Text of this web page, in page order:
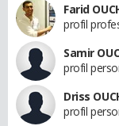
Farid
profil
Samir
profil
Driss
profil